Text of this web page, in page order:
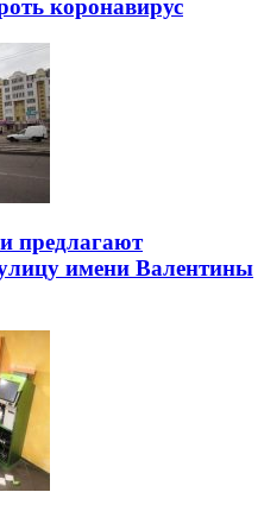
коронавирус
предлагают
имени Валентины